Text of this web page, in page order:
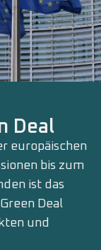
Deal
europäischen
bis zum
ist das
Deal
und